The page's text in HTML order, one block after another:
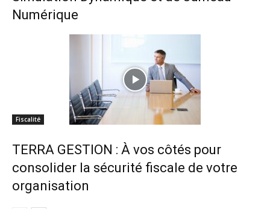
Numérique
Fiscalité
TERRA GESTION : À vos côtés pour
consolider la sécurité fiscale de votre
organisation